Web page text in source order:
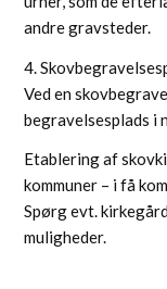
andre gravsteder.
4.
Ved en
begravelsesplads i
Etablering af
kommuner – i få
Spørg evt.
muligheder.